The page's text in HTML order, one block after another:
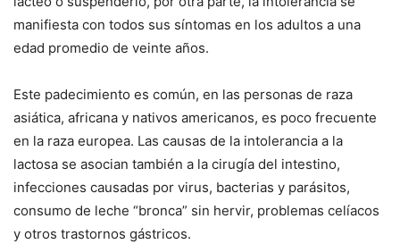
manifiesta con todos sus síntomas en los adultos a una
edad promedio de veinte años.
Este padecimiento es común, en las personas de raza
asiática, africana y nativos americanos, es poco frecuente
en la raza europea. Las causas de la intolerancia a la
lactosa se asocian también a la cirugía del intestino,
infecciones causadas por virus, bacterias y parásitos,
consumo de leche “bronca” sin hervir, problemas celíacos
y otros trastornos gástricos.